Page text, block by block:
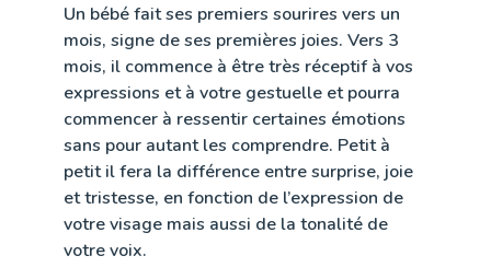
Un bébé fait ses premiers sourires vers un
mois, signe de ses premières joies. Vers 3
mois, il commence à être très réceptif à vos
expressions et à votre gestuelle et pourra
commencer à ressentir certaines émotions
sans pour autant les comprendre. Petit à
petit il fera la différence entre surprise, joie
et tristesse, en fonction de l’expression de
votre visage mais aussi de la tonalité de
votre voix.